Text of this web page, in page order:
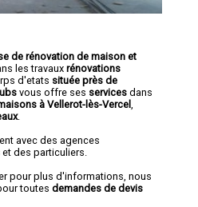
de rénovation de maison et
les travaux rénovations
d'etats située près de
vous offre ses services dans
à Vellerot-lès-Vercel
.
avec des agences
et des particuliers.
pour plus d'informations, nous
toutes demandes de devis